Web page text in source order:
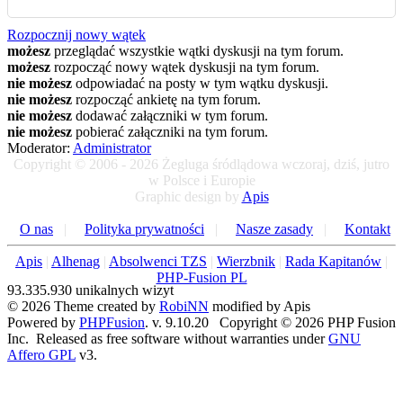
Rozpocznij nowy wątek
możesz przeglądać wszystkie wątki dyskusji na tym forum.
możesz rozpocząć nowy wątek dyskusji na tym forum.
nie możesz odpowiadać na posty w tym wątku dyskusji.
nie możesz rozpocząć ankietę na tym forum.
nie możesz dodawać załączniki w tym forum.
nie możesz pobierać załączniki na tym forum.
Moderator: Administrator
Copyright © 2006 - 2026 Żegluga śródlądowa wczoraj, dziś, jutro
w Polsce i Europie
Graphic design by Apis
O nas | Polityka prywatności | Nasze zasady | Kontakt
Apis | Alhenag | Absolwenci TZS | Wierzbnik | Rada Kapitanów |
PHP-Fusion PL
93.335.930 unikalnych wizyt
© 2026 Theme created by RobiNN modified by Apis
Powered by PHPFusion. v. 9.10.20 Copyright © 2026 PHP Fusion
Inc. Released as free software without warranties underGNU
Affero GPL v3.